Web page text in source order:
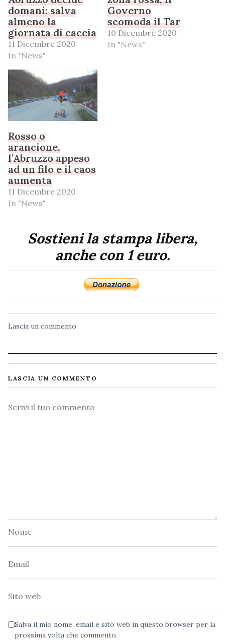
domani: salva
almeno la
giornata di caccia
11 Dicembre 2020
In "News"
Governo
scomoda il Tar
10 Dicembre 2020
In "News"
Rosso o
arancione,
l’Abruzzo appeso
ad un filo e il caos
aumenta
11 Dicembre 2020
In "News"
Sostieni la stampa libera,
anche con 1 euro.
Lascia un commento
LASCIA UN COMMENTO
Commento
Salva il mio nome, email e sito web in questo browser per la
prossima volta che commento.